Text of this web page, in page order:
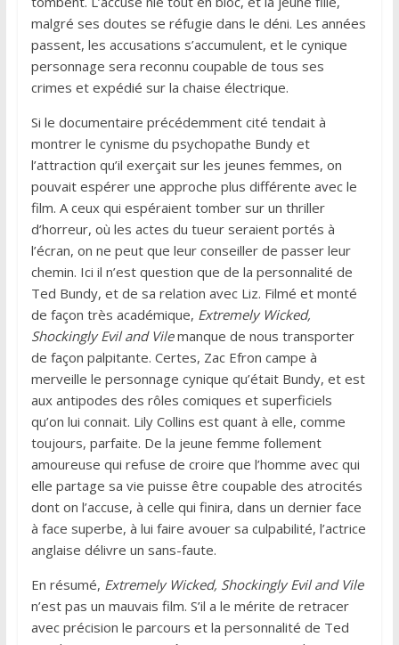
malgré ses doutes se réfugie dans le déni. Les années
passent, les accusations s’accumulent, et le cynique
personnage sera reconnu coupable de tous ses
crimes et expédié sur la chaise électrique.
Si le documentaire précédemment cité tendait à
montrer le cynisme du psychopathe Bundy et
l’attraction qu’il exerçait sur les jeunes femmes, on
pouvait espérer une approche plus différente avec le
film. A ceux qui espéraient tomber sur un thriller
d’horreur, où les actes du tueur seraient portés à
l’écran, on ne peut que leur conseiller de passer leur
chemin. Ici il n’est question que de la personnalité de
Ted Bundy, et de sa relation avec Liz. Filmé et monté
de façon très académique, Extremely Wicked,
Shockingly Evil and Vilemanque de nous transporter
de façon palpitante. Certes, Zac Efron campe à
merveille le personnage cynique qu’était Bundy, et est
aux antipodes des rôles comiques et superficiels
qu’on lui connait. Lily Collins est quant à elle, comme
toujours, parfaite. De la jeune femme follement
amoureuse qui refuse de croire que l’homme avec qui
elle partage sa vie puisse être coupable des atrocités
dont on l’accuse, à celle qui finira, dans un dernier face
à face superbe, à lui faire avouer sa culpabilité, l’actrice
anglaise délivre un sans-faute.
En résumé, Extremely Wicked, Shockingly Evil and Vile
n’est pas un mauvais film. S’il a le mérite de retracer
avec précision le parcours et la personnalité de Ted